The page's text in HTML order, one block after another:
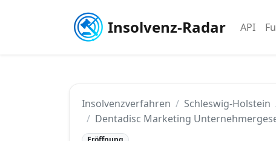
Insolvenz-Radar API
Insolvenzverfahren Schleswig-Holstein
Dentadisc Marketing